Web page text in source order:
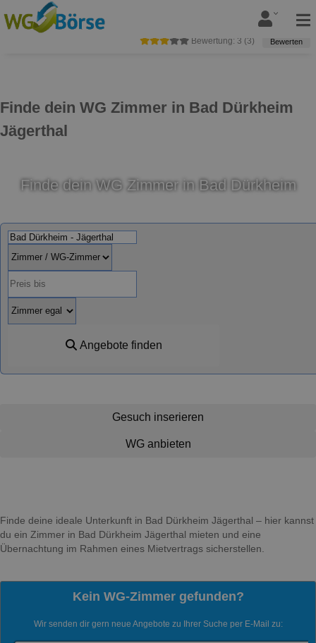
Finde dein WG Zimmer in Bad Dürkheim
Jägerthal
Bewertung: 3 (3) Bewerten
Finde dein WG Zimmer in Bad Dürkheim
Angebote finden
Gesuch inserieren
WG anbieten
Finde deine ideale Unterkunft in Bad Dürkheim Jägerthal – hier kannst
du ein Zimmer in Bad Dürkheim Jägerthal mieten und eine
Übernachtung im Rahmen eines Mietvertrags sicherstellen.
Kein WG-Zimmer gefunden?
Wir senden dir gern neue Angebote zu Ihrer Suche per E-Mail zu: